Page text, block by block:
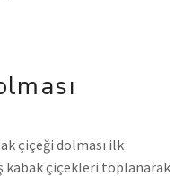
çiçeği dolması ilk
kabak çiçekleri toplanarak